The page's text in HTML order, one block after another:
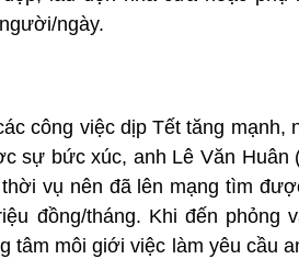
ngày.
công việc dịp Tết tăng
sự bức xúc, anh Lê Văn
vụ nên đã lên mạng tìm
đồng/tháng. Khi đến phỏng
tâm môi giới việc làm yêu cầu